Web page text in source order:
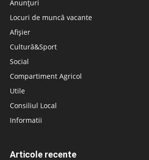
Anunțuri
Locuri de muncă vacante
Afișier
Cultură&Sport
Social
Compartiment Agricol
Utile
Consiliul Local
Informatii
Articole recente